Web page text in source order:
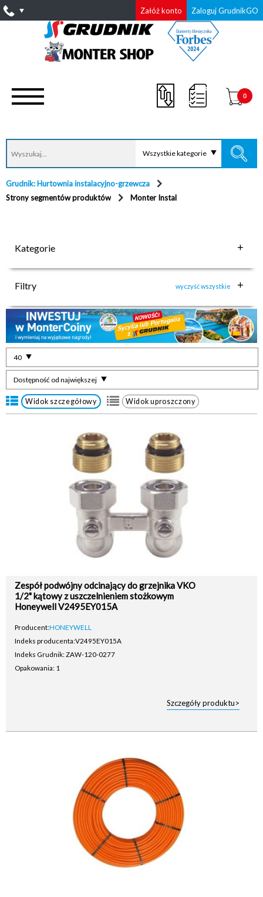
Załóż konto Zaloguj GrudnikGO
Wszystkie kategorie
0
Grudnik: Hurtownia instalacyjno-grzewcza
Strony segmentów produktów
Monter Instal
Kategorie
Filtry wyczyść wszystkie
Dostępność od największej
40
Widok szczegółowy Widok uproszczony
Zespół podwójny odcinający do grzejnika VKO
1/2" kątowy z uszczelnieniem stożkowym
Honeywell V2495EY015A
Producent:HONEYWELL
Indeks producenta:V2495EY015A
Indeks Grudnik: ZAW-120-0277
Opakowania: 1
Szczegóły produktu>